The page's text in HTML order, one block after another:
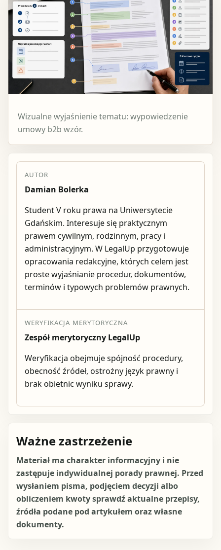
Wizualne wyjaśnienie tematu: wypowiedzenie
umowy b2b wzór.
AUTOR
Damian Bolerka
Student V roku prawa na Uniwersytecie
Gdańskim. Interesuje się praktycznym
prawem cywilnym, rodzinnym, pracy i
administracyjnym. W LegalUp przygotowuje
opracowania redakcyjne, których celem jest
proste wyjaśnianie procedur, dokumentów,
terminów i typowych problemów prawnych.
WERYFIKACJA MERYTORYCZNA
Zespół merytoryczny LegalUp
Weryfikacja obejmuje spójność procedury,
obecność źródeł, ostrożny język prawny i
brak obietnic wyniku sprawy.
Ważne zastrzeżenie
Materiał ma charakter informacyjny i nie
zastępuje indywidualnej porady prawnej. Przed
wysłaniem pisma, podjęciem decyzji albo
obliczeniem kwoty sprawdź aktualne przepisy,
źródła podane pod artykułem oraz własne
dokumenty.